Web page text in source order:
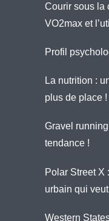
Courir sous la
VO2max et
Profil
La nutrition :
plus de place !
Gravel
tendance !
Polar Street X
urbain qui
Western